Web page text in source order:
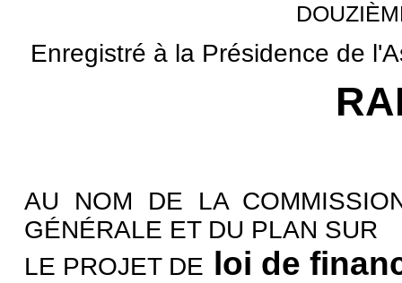
Enregistré à la Présidence de
AU NOM DE LA
GÉNÉRALE ET DU PLAN SUR
LE PROJET DE loi de